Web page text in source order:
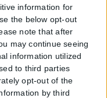
information for
the below opt-out
note that after
may continue seeing
information utilized
to third parties
opt-out of the
by third